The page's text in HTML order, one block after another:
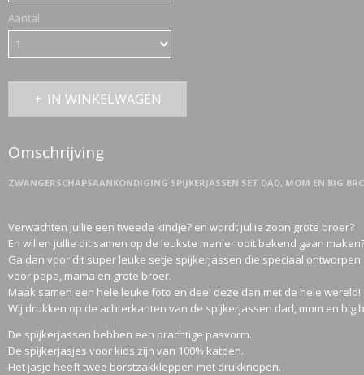
Aantal
IN WINKELWAGEN
Omschrijving
ZWANGERSCHAPSAANKONDIGING SPIJKERJASSEN SET DAD, MOM EN BIG
Verwachten jullie een tweede kindje? en wordt jullie zoon grote broer?
En willen jullie dit samen op de leukste manier ooit bekend gaan
Ga dan voor dit super leuke setje spijkerjassen die speciaal ontworpen
voor papa, mama en grote broer.
Maak samen een hele leuke foto en deel deze dan met de hele wereld!
Wij drukken op de achterkanten van de spijkerjassen dad, mom en big
De spijkerjassen hebben een prachtige pasvorm.
De spijkerjasjes voor kids zijn van 100% katoen.
Het jasje heeft twee borstzakkleppen met drukknopen.